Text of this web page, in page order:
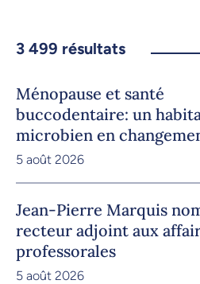
3 499 résultats
Ménopause et santé
buccodentaire: un
microbien en
5 août 2026
Jean-Pierre Marquis
recteur adjoint aux
professorales
5 août 2026